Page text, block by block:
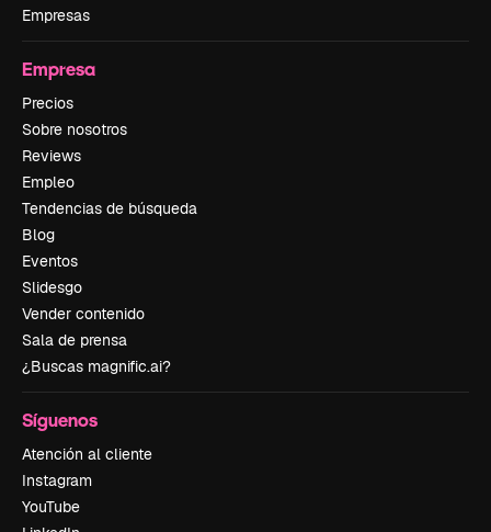
Empresas
Empresa
Precios
Sobre nosotros
Reviews
Empleo
Tendencias de búsqueda
Blog
Eventos
Slidesgo
Vender contenido
Sala de prensa
¿Buscas magnific.ai?
Síguenos
Atención al cliente
Instagram
YouTube